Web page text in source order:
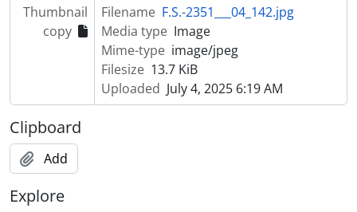
[Item] Equipamento industrial
[Item] Equipamento industrial
[Item] Lacto Lusa, Lda: cuba mecânica
[Item] Peça metálica
[Item] Peça metálica
[Item] Peça metálica
Thumbnail
copy
Filename F.S.-2351___04_142.jpg
Media type Image
Mime-type image/jpeg
Filesize 13.7 KiB
Uploaded July 4, 2025 6:19 AM
Clipboard
Add
Explore